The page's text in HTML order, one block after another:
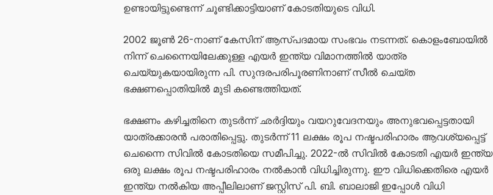
ഉണ്ടായിട്ടുണ്ടെന്ന് ചൂണ്ടിക്കാട്ടിയാണ് കോടതിയുടെ വിധി.
2002 ജൂൺ 26-നാണ് കേസിന് ആസ്പദമായ സംഭവം നടന്നത്. കൊളംബോയിൽ
നിന്ന് ചെന്നൈയിലേക്കുള്ള എയർ ഇന്ത്യ വിമാനത്തിൽ യാത്ര
ചെയ്യുകയായിരുന്ന പി. സുന്ദരപരിപൂരണിനാണ് സീൽ ചെയ്ത
ഭക്ഷണപ്പൊതിയിൽ മുടി കണ്ടെത്തിയത്.
ഭക്ഷണം കഴിച്ചതിനെ തുടർന്ന് ഛർദ്ദിയും വയറുവേദനയും അനുഭവപ്പെട്ടതായി
യാത്രക്കാരൻ പരാതിപ്പെട്ടു. തുടർന്ന് 11 ലക്ഷം രൂപ നഷ്ടപരിഹാരം ആവശ്യപ്പെട്ട്
ചെന്നൈ സിവിൽ കോടതിയെ സമീപിച്ചു. 2022-ൽ സിവിൽ കോടതി എയർ ഇന്ത്യ
ഒരു ലക്ഷം രൂപ നഷ്ടപരിഹാരം നൽകാൻ വിധിച്ചിരുന്നു. ഈ വിധിക്കെതിരെ എയർ
ഇന്ത്യ നൽകിയ അപ്പീലിലാണ് ജസ്റ്റിസ് പി. ബി. ബാലാജി ഇപ്പോൾ വിധി